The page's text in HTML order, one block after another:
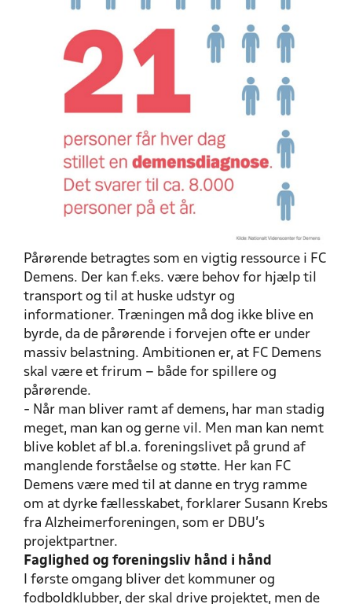
Pårørende betragtes som en vigtig ressource i FC
Demens. Der kan f.eks. være behov for hjælp til
transport og til at huske udstyr og
informationer. Træningen må dog ikke blive en
byrde, da de pårørende i forvejen ofte er under
massiv belastning. Ambitionen er, at FC Demens
skal være et frirum – både for spillere og
pårørende.
- Når man bliver ramt af demens, har man stadig
meget, man kan og gerne vil. Men man kan nemt
blive koblet af bl.a. foreningslivet på grund af
manglende forståelse og støtte. Her kan FC
Demens være med til at danne en tryg ramme
om at dyrke fællesskabet, forklarer Susann Krebs
fra Alzheimerforeningen, som er DBU's
projektpartner.
Faglighed og foreningsliv hånd i hånd
I første omgang bliver det kommuner og
fodboldklubber, der skal drive projektet, men de